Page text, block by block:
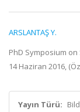
ARSLANTAŞ Y.
PhD Symposium
14 Haziran 2016,
Yayın Türü: